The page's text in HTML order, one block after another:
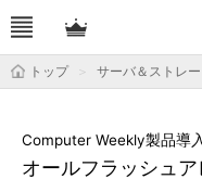
トップ サーバ＆ストレ
オールフラッシュ
Computer Weekly製品導